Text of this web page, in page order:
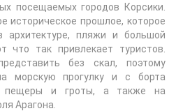
посещаемых городов Корсики.
историческое прошлое, которое
пляжи и большой
что так привлекает туристов.
без скал, поэтому
морскую прогулку и с борта
пещеры и гроты, а также на
Арагона.